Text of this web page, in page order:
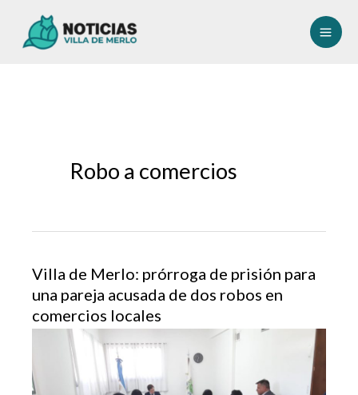
Robo a comercios
Villa de Merlo: prórroga de prisión para
una pareja acusada de dos robos en
comercios locales